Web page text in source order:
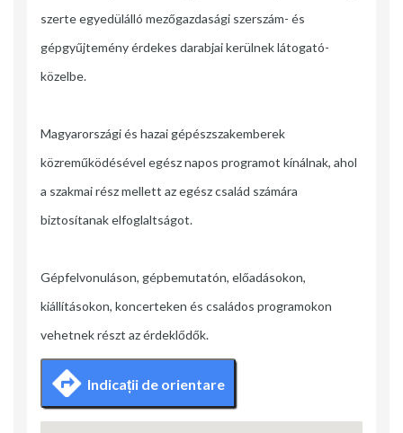
szerte egyedülálló mezőgazdasági szerszám- és
gépgyűjtemény érdekes darabjai kerülnek látogató-
közelbe.
Magyarországi és hazai gépészszakemberek
közreműködésével egész napos programot kínálnak, ahol
a szakmai rész mellett az egész család számára
biztosítanak elfoglaltságot.
Gépfelvonuláson, gépbemutatón, előadásokon,
kiállításokon, koncerteken és családos programokon
vehetnek részt az érdeklődők.
Indicații de orientare